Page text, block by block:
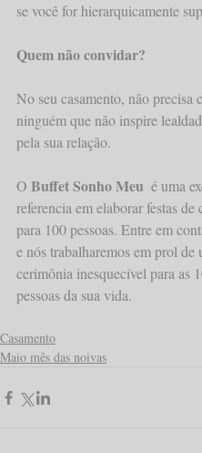
se você for hierarquicamente
Quem não convidar?
No seu casamento, não precisa
ninguém que não inspire
pela sua relação.
O Buffet Sonho Meu é uma
referencia em elaborar festas de
para 100 pessoas. Entre em
e nós trabalharemos em prol de
cerimônia inesquecível para as
pessoas da sua vida.
Casamento
Maio mês das noivas